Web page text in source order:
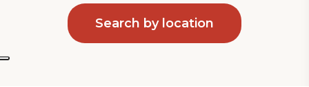
Search by location